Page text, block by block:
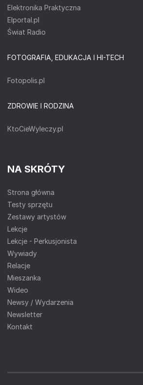
Elektronika Praktyczna
Elportal.pl
Świat Radio
FOTOGRAFIA, EDUKACJA I HI-TECH
Fotopolis.pl
ZDROWIE I RODZINA
KtoCieWyleczy.pl
NA SKRÓTY
Strona główna
Testy sprzętu
Zestawy artystów
Lekcje
Lekcje - Perkusjonista
Wywiady
Relacje
Mieszanka
Wideo
Newsy / Wydarzenia
Newsletter
Kontakt